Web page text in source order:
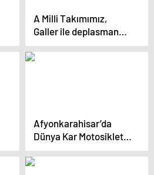
A Milli Takımımız,
Galler ile deplasmanda
0-0 berabere kaldı
Afyonkarahisar’da
Dünya Kar Motosikleti
Şampiyonası’nın 2025
yılı organizatörleri